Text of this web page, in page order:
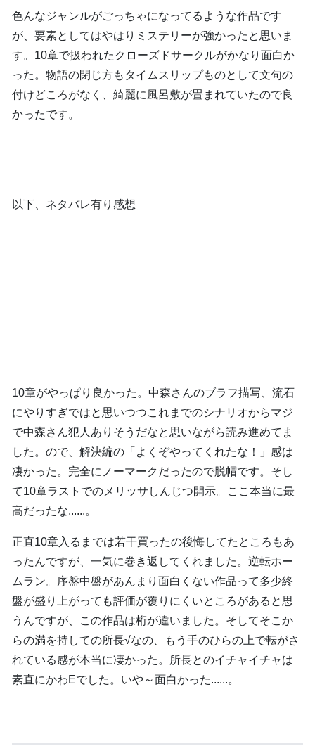
色んなジャンルがごっちゃになってるような作品です
が、要素としてはやはりミステリーが強かったと思いま
す。10章で扱われたクローズドサークルがかなり面白か
った。物語の閉じ方もタイムスリップものとして文句の
付けどころがなく、綺麗に風呂敷が畳まれていたので良
かったです。
以下、ネタバレ有り感想
10章がやっぱり良かった。中森さんのブラフ描写、流石
にやりすぎではと思いつつこれまでのシナリオからマジ
で中森さん犯人ありそうだなと思いながら読み進めてま
した。ので、解決編の「よくぞやってくれたな！」感は
凄かった。完全にノーマークだったので脱帽です。そし
て10章ラストでのメリッサしんじつ開示。ここ本当に最
高だったな......。
正直10章入るまでは若干買ったの後悔してたところもあ
ったんですが、一気に巻き返してくれました。逆転ホー
ムラン。序盤中盤があんまり面白くない作品って多少終
盤が盛り上がっても評価が覆りにくいところがあると思
うんですが、この作品は桁が違いました。そしてそこか
らの満を持しての所長√なの、もう手のひらの上で転がさ
れている感が本当に凄かった。所長とのイチャイチャは
素直にかわEでした。いや～面白かった......。